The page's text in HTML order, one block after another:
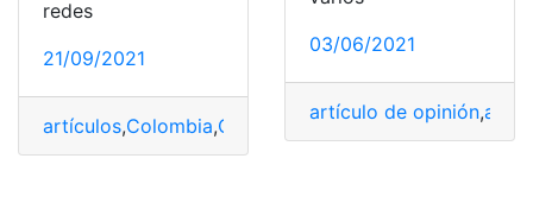
redes
21/09/2021
artículos,Colombia,Comprar IVA
03/06/2021
artículo de opinión,